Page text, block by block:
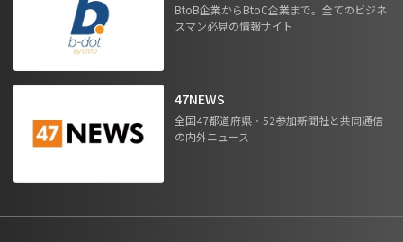
BtoB企業からBtoC企業まで。全てのビジネ
スマン必見の情報サイト
47NEWS
全国47都道府県・52参加新聞社と共同通信
の内外ニュース